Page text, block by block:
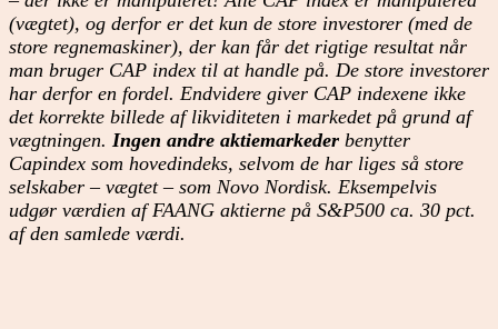
(vægtet), og derfor er det kun de store investorer (med de
store regnemaskiner), der kan får det rigtige resultat når
man bruger CAP index til at handle på. De store investorer
har derfor en fordel. Endvidere giver CAP indexene ikke
det korrekte billede af likviditeten i markedet på grund af
vægtningen. Ingen andre aktiemarkeder benytter
Capindex som hovedindeks, selvom de har liges så store
selskaber – vægtet – som Novo Nordisk. Eksempelvis
udgør værdien af FAANG aktierne på S&P500 ca. 30 pct.
af den samlede værdi.